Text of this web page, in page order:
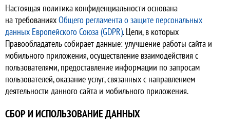
Настоящая политика конфиденциальности основана
на требованияхОбщего регламента о защите персональных
данных Европейского Союза (GDPR). Цели, в которых
Правообладатель собирает данные: улучшение работы сайта и
мобильного приложения, осуществление взаимодействия с
пользователями, предоставление информации по запросам
пользователей, оказание услуг, связанных с направлением
деятельности данного сайта и мобильного приложения.
СБОР И ИСПОЛЬЗОВАНИЕ ДАННЫХ